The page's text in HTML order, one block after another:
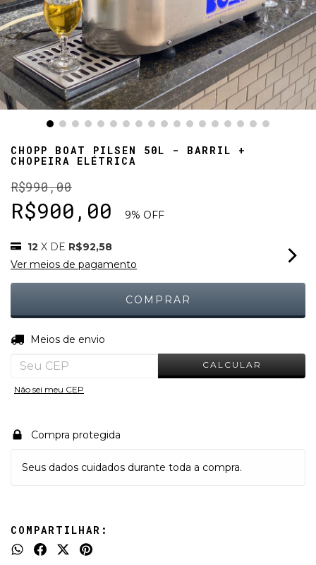
CHOPP BOAT PILSEN 50L - BARRIL +
CHOPEIRA ELÉTRICA
R$990,00
R$900,00 9% OFF
12 X DE R$92,58
Ver meios de pagamento
Entregas para o CEP:
Meios de envio
CALCULAR
Não sei meu CEP
Compra protegida
Seus dados cuidados durante toda a compra.
COMPARTILHAR: